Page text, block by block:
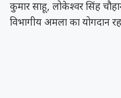
कुमार साहू, लोकेश्वर सिंह
विभागीय अमला का योगदान